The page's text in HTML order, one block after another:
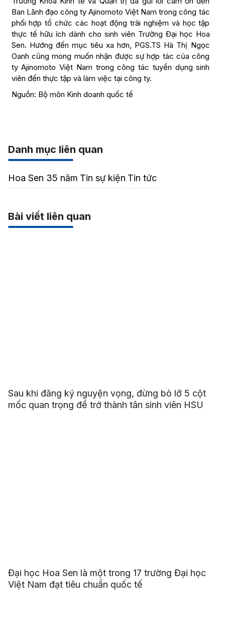
Ban Lãnh đạo công ty Ajinomoto Việt Nam trong công tác
phối hợp tổ chức các hoạt động trải nghiệm và học tập
thực tế hữu ích dành cho sinh viên Trường Đại học Hoa
Sen. Hướng đến mục tiêu xa hơn, PGS.TS Hà Thị Ngọc
Oanh cũng mong muốn nhận được sự hợp tác của công
ty Ajinomoto Việt Nam trong công tác tuyển dụng sinh
viên đến thực tập và làm việc tại công ty.
Nguồn: Bộ môn Kinh doanh quốc tế
Danh mục liên quan
Hoa Sen 35 năm Tin sự kiện Tin tức
Bài viết liên quan
Sau khi đăng ký nguyện vọng, đừng bỏ lỡ 5 cột
mốc quan trọng để trở thành tân sinh viên HSU
Đại học Hoa Sen là một trong 17 trường Đại học
Việt Nam đạt tiêu chuẩn quốc tế